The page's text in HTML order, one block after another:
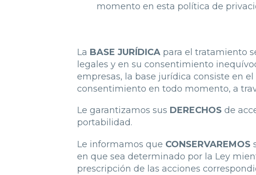
momento en esta política de
La BASE JURÍDICA para el tratamiento
legales y en su consentimiento
empresas, la base jurídica consiste en
consentimiento en todo momento, a
Le garantizamos sus DERECHOS de
portabilidad.
Le informamos que CONSERVAREMOS
en que sea determinado por la Ley
prescripción de las acciones